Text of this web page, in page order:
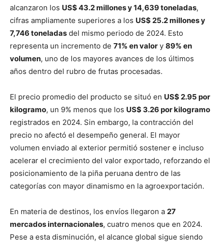
alcanzaron los US$ 43.2 millones y 14,639 toneladas,
cifras ampliamente superiores a los US$ 25.2 millones y
7,746 toneladas del mismo periodo de 2024. Esto
representa un incremento de 71% en valor y 89% en
volumen, uno de los mayores avances de los últimos
años dentro del rubro de frutas procesadas.
El precio promedio del producto se situó en US$ 2.95 por
kilogramo, un 9% menos que los US$ 3.26 por kilogramo
registrados en 2024. Sin embargo, la contracción del
precio no afectó el desempeño general. El mayor
volumen enviado al exterior permitió sostener e incluso
acelerar el crecimiento del valor exportado, reforzando el
posicionamiento de la piña peruana dentro de las
categorías con mayor dinamismo en la agroexportación.
En materia de destinos, los envíos llegaron a 27
mercados internacionales, cuatro menos que en 2024.
Pese a esta disminución, el alcance global sigue siendo